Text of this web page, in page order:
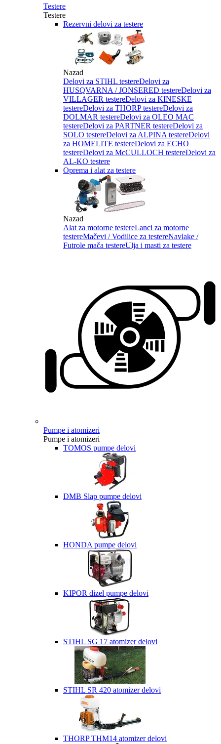
Testere
Testere
Rezervni delovi za testere
Nazad
Delovi za STIHL testereDelovi za
HUSQVARNA / JONSERED testereDelovi za
VILLAGER testereDelovi za KINESKE
testereDelovi za THORP testereDelovi za
DOLMAR testereDelovi za OLEO MAC
testereDelovi za PARTNER testereDelovi za
SOLO testereDelovi za ALPINA testereDelovi
za HOMELITE testereDelovi za ECHO
testereDelovi za McCULLOCH testereDelovi za
AL-KO testere
Oprema i alat za testere
Nazad
Alat za motorne testereLanci za motorne
testereMačevi / Vodilice za testereNavlake /
Futrole mača testereUlja i masti za testere
Pumpe i atomizeri
Pumpe i atomizeri
TOMOS pumpe delovi
DMB Slap pumpe delovi
HONDA pumpe delovi
KIPOR dizel pumpe delovi
STIHL SG 17 atomizer delovi
STIHL SR 420 atomizer delovi
THORP THM14 atomizer delovi